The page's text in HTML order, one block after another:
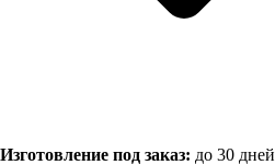
Изготовление под заказ: до 30 дней